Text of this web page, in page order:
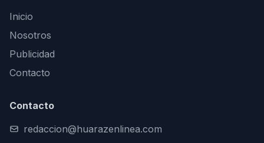
Inicio
Nosotros
Publicidad
Contacto
Contacto
redaccion@huarazenlinea.com